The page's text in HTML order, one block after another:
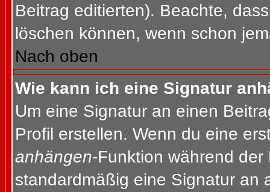
Beitrag editierten). Beachte,
löschen können, wenn schon
Nach oben
Wie kann ich eine Signatur
Um eine Signatur an einen
Profil erstellen. Wenn du eine
anhängen-Funktion während
standardmäßig eine Signatur an